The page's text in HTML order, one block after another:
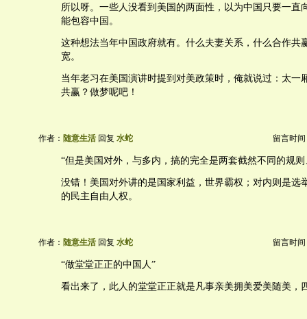
所以呀。一些人没看到美国的两面性，以为中国只要一直
能包容中国。
这种想法当年中国政府就有。什么夫妻关系，什么合作共
宽。
当年老习在美国演讲时提到对美政策时，俺就说过：太一
共赢？做梦呢吧！
作者： 随意生活 回复 水蛇 留言时间
“但是美国对外，与多内，搞的完全是两套截然不同的规则
没错！美国对外讲的是国家利益，世界霸权；对内则是选
的民主自由人权。
作者： 随意生活 回复 水蛇 留言时间
“做堂堂正正的中国人”
看出来了，此人的堂堂正正就是凡事亲美拥美爱美随美，